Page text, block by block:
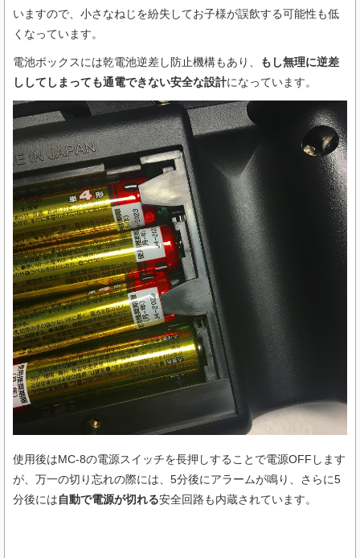
いますので、小さなねじを紛失してお子様が誤飲する可能性も低
くなっています。
電池ボックスには乾電池逆差し防止機構もあり、
もし無理に逆差
ししてしまっても通電できない安全な設計になっています。
使用後はMC-8の電源スイッチを長押しすることで電源OFFします
が、万一の切り忘れの際には、5分後にアラームが鳴り、さらに5
分後には自動で電源が切れる安全回路も内蔵されています。